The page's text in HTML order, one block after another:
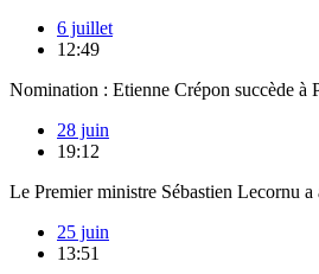
6 juillet
12:49
Nomination : Etienne Crépon succède à
28 juin
19:12
Le Premier ministre Sébastien Lecornu a
25 juin
13:51